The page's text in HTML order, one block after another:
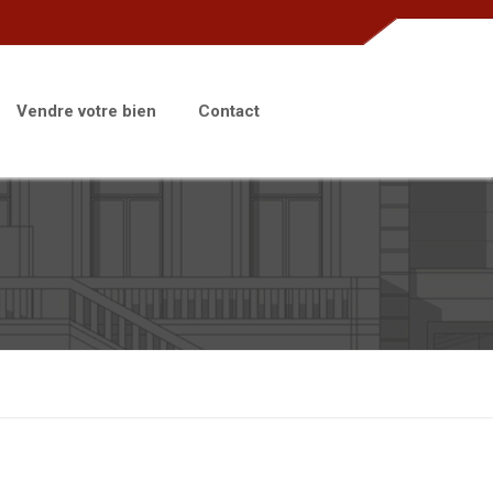
Vendre votre bien Contact